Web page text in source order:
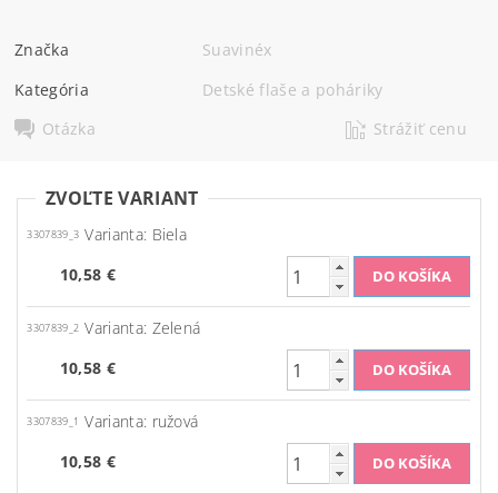
Značka
Suavinéx
Kategória
Detské flaše a poháriky
Otázka
Strážiť cenu
ZVOĽTE VARIANT
3307839_3 Varianta: Biela
10,58 €
3307839_2 Varianta: Zelená
10,58 €
3307839_1
Varianta: ružová
10,58 €